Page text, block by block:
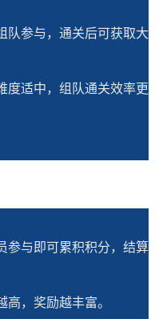
队参与，通关后可获取大
度适中，组队通关效率更
参与即可累积积分，结算
，奖励越丰富。